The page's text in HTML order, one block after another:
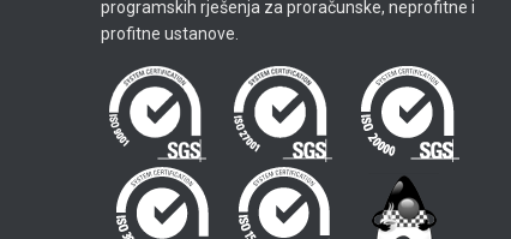
programskih rješenja za proračunske, neprofitne i
profitne ustanove.